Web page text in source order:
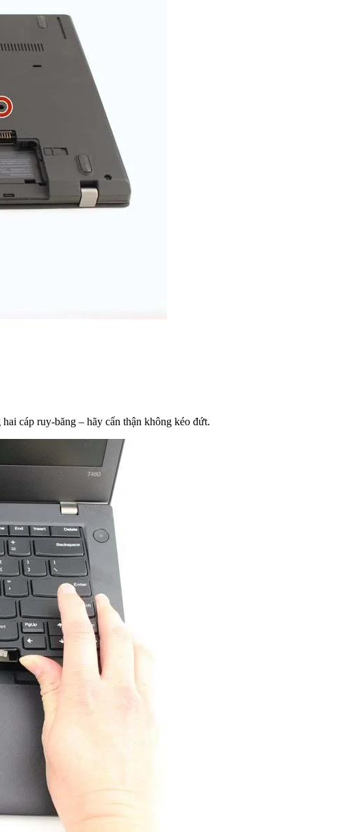
cáp ruy-băng – hãy cẩn thận không kéo đứt.